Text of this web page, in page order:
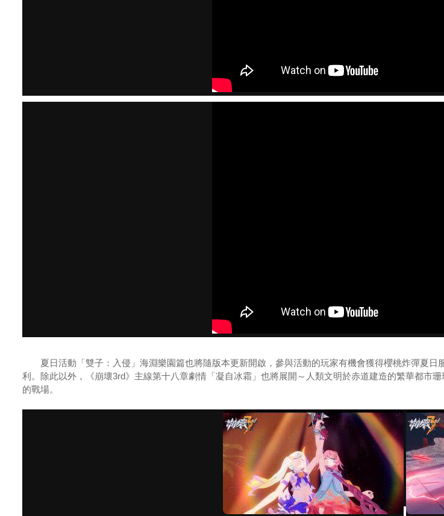
夏日活動「雙子：入侵」海淵樂園篇也將隨版本更新開啟，參與活動的玩家有機會獲得櫻桃炸彈夏日
利。除此以外，《崩壞3rd》主線第十八章劇情「凝自冰霜」也將展開～人類文明於赤道建造的繁華都市
的戰場。